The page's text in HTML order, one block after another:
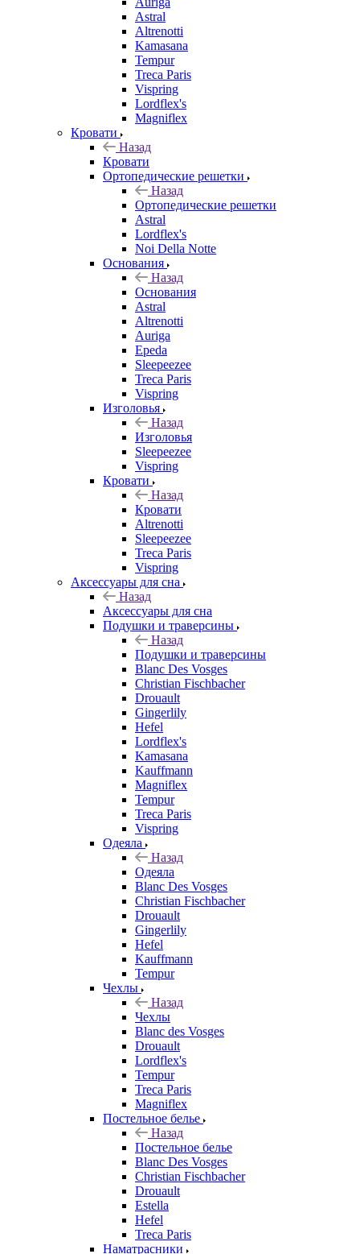
Astral
Altrenotti
Kamasana
Tempur
Treca Paris
Vispring
Lordflex's
Magniflex
Кровати
Назад
Кровати
Ортопедические решетки
Назад
Ортопедические решетки
Astral
Lordflex's
Noi Della Notte
Основания
Назад
Основания
Astral
Altrenotti
Auriga
Epeda
Sleepeezee
Treca Paris
Vispring
Изголовья
Назад
Изголовья
Sleepeezee
Vispring
Кровати
Назад
Кровати
Altrenotti
Sleepeezee
Treca Paris
Vispring
Аксессуары для сна
Назад
Аксессуары для сна
Подушки и траверсины
Назад
Подушки и траверсины
Blanc Des Vosges
Christian Fischbacher
Drouault
Gingerlily
Hefel
Lordflex's
Kamasana
Kauffmann
Magniflex
Tempur
Treca Paris
Vispring
Одеяла
Назад
Одеяла
Blanc Des Vosges
Christian Fischbacher
Drouault
Gingerlily
Hefel
Kauffmann
Tempur
Чехлы
Назад
Чехлы
Blanc des Vosges
Drouault
Lordflex's
Tempur
Treca Paris
Magniflex
Постельное белье
Назад
Постельное белье
Blanc Des Vosges
Christian Fischbacher
Drouault
Estella
Hefel
Treca Paris
Наматрасники